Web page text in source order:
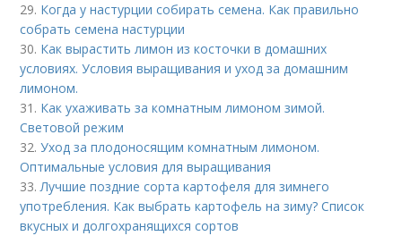
29. Когда у настурции собирать семена. Как правильно
собрать семена настурции
30. Как вырастить лимон из косточки в домашних
условиях. Условия выращивания и уход за домашним
лимоном.
31. Как ухаживать за комнатным лимоном зимой.
Световой режим
32.Уход за плодоносящим комнатным лимоном.
Оптимальные условия для выращивания
33.Лучшие поздние сорта картофеля для зимнего
употребления. Как выбрать картофель на зиму? Список
вкусных и долгохранящихся сортов